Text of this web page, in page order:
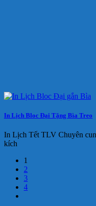
In Lịch Bloc Đại Tặng Bìa Treo
In Lịch Tết TLV Chuyên
kích
1
2
3
4